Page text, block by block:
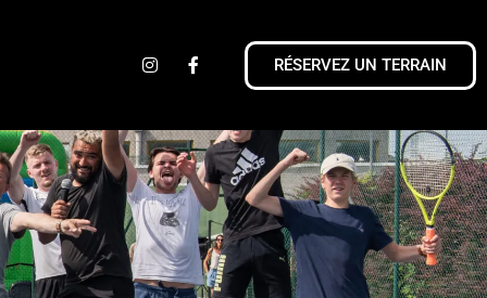
RÉSERVEZ UN TERRAIN